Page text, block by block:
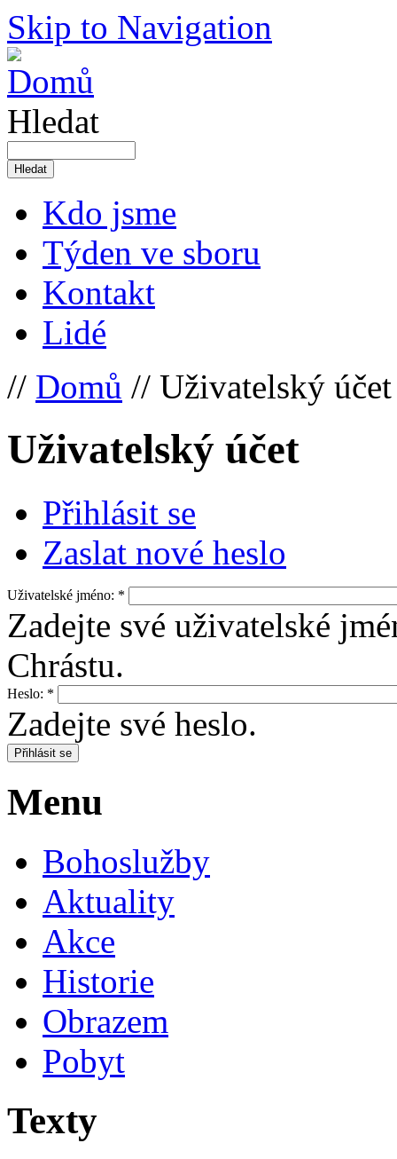
Skip to Navigation
Hledat
Kdo jsme
Týden ve sboru
Kontakt
Lidé
// Domů // Uživatelský účet
Uživatelský účet
Přihlásit se
Zaslat nové heslo
Uživatelské jméno: *
Zadejte své uživatelské
Chrástu.
Heslo: *
Zadejte své heslo.
Menu
Bohoslužby
Aktuality
Akce
Historie
Obrazem
Pobyt
Texty